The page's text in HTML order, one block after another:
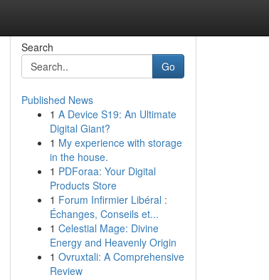
Search
Go
Published News
1 A Device S19: An Ultimate
Digital Giant?
1 My experience with storage
in the house.
1 PDForaa: Your Digital
Products Store
1 Forum Infirmier Libéral :
Échanges, Conseils et...
1 Celestial Mage: Divine
Energy and Heavenly Origin
1 Ovruxtali: A Comprehensive
Review